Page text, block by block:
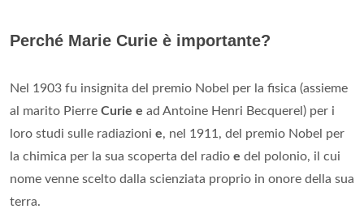
Perché Marie Curie è importante?
Nel 1903 fu insignita del premio Nobel per la fisica (assieme
al marito Pierre Curie e ad Antoine Henri Becquerel) per i
loro studi sulle radiazioni e, nel 1911, del premio Nobel per
la chimica per la sua scoperta del radio e del polonio, il cui
nome venne scelto dalla scienziata proprio in onore della sua
terra.